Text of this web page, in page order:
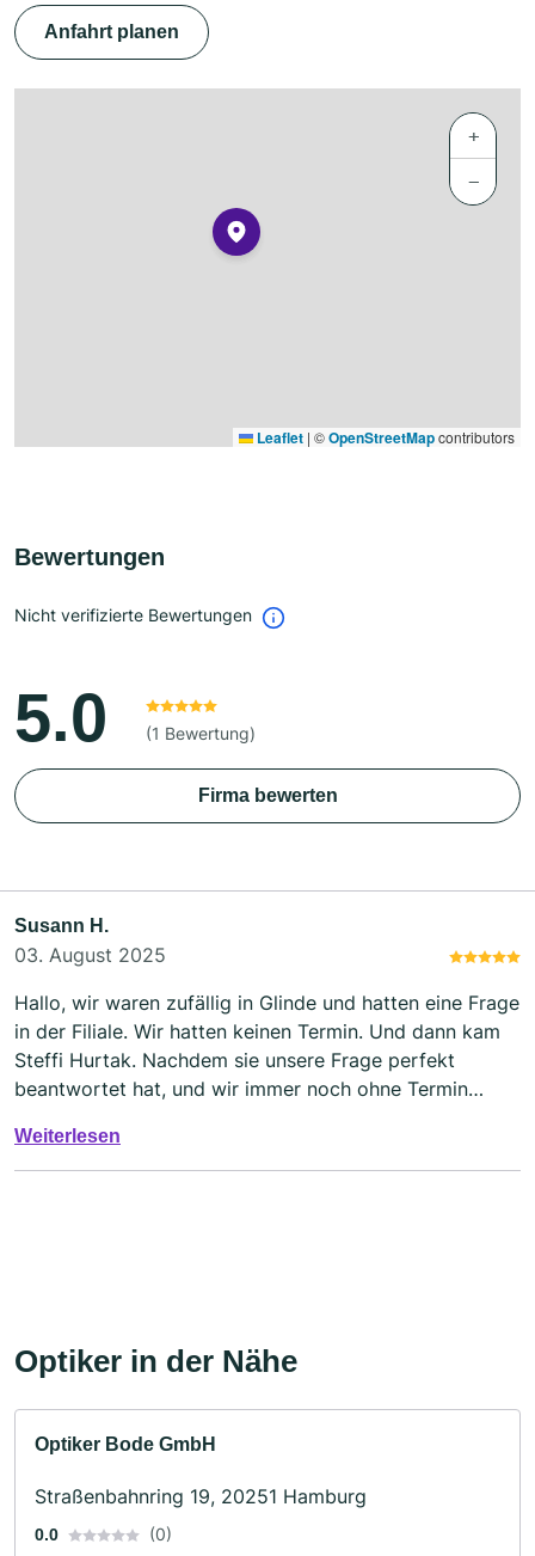
Anfahrt planen
+
−
Leaflet | ©OpenStreetMapcontributors
Bewertungen
Nicht verifizierte Bewertungen
5.0 (1 Bewertung)
Firma bewerten
Susann H.
03. August 2025
Hallo, wir waren zufällig in Glinde und hatten eine Frage
in der Filiale. Wir hatten keinen Termin. Und dann kam
Steffi Hurtak. Nachdem sie unsere Frage perfekt
beantwortet hat, und wir immer noch ohne Termin
verkauft. Und alles mit einer Engelsgeduld. Fazit: Steffi
Hurtak; mehr geht nicht. Vielen Dank. Bis demnächst.
Weiterlesen
Optiker in der Nähe
Optiker Bode GmbH
Straßenbahnring 19, 20251 Hamburg
0.0 (0)